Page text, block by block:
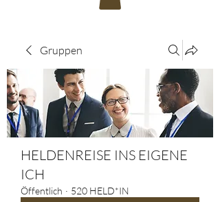
Gruppen
HELDENREISE INS EIGENE
ICH
Öffentlich · 520 HELD*IN